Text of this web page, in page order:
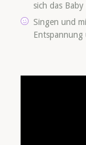
sich das
Singen und